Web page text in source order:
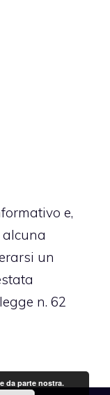
e,
un
n. 62
da parte nostra.